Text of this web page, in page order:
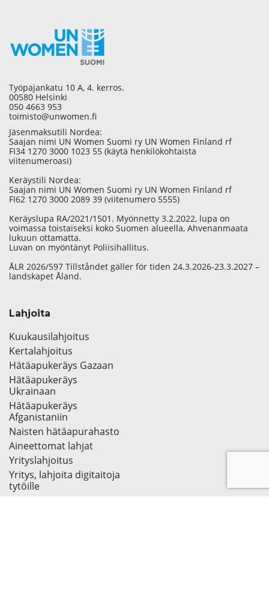
Työpajankatu 10 A, 4. kerros.
00580 Helsinki
050 4663 953
toimisto@unwomen.fi
Jäsenmaksutili Nordea:
Saajan nimi UN Women Suomi ry UN Women Finland rf
FI34 1270 3000 1023 55 (käytä henkilökohtaista
viitenumeroasi)
Keräystili Nordea:
Saajan nimi UN Women Suomi ry UN Women Finland rf
FI62 1270 3000 2089 39 (viitenumero 5555)
Keräyslupa RA/2021/1501. Myönnetty 3.2.2022, lupa on
voimassa toistaiseksi koko Suomen alueella, Ahvenanmaata
lukuun ottamatta.
Luvan on myöntänyt Poliisihallitus.
ÅLR 2026/597 Tillståndet gäller för tiden 24.3.2026-23.3.2027 –
landskapet Åland.
Lahjoita
Kuukausilahjoitus
Kertalahjoitus
Hätäapukeräys Gazaan
Hätäapukeräys
Ukrainaan
Hätäapukeräys
Afganistaniin
Naisten hätäapurahasto
Aineettomat lahjat
Yrityslahjoitus
Yritys, lahjoita digitaitoja
tytöille